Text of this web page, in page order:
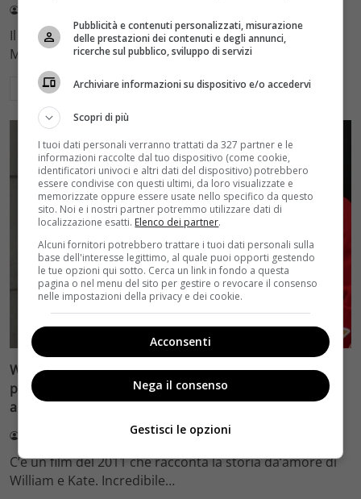
Il nuovo film di Greta Gerwig, Barbie, interpretata da
Margot Robbie, sta scalando ogni record.…
Leggi di più
Film e Serie Tv
William e Kate, c’è un film che racconta il loro amore:
pochi lo sanno, l’attrice protagonista è un volto
amatissimo
12 Agosto 2023
C’è un film del 2011 che racconta la storia da’amore di
William e Kate. Incredibile…
Pubblicità e contenuti personalizzati, misurazione
delle prestazioni dei contenuti e degli annunci,
ricerche sul pubblico, sviluppo di servizi
Archiviare informazioni su dispositivo e/o accedervi
Scopri di più
I tuoi dati personali verranno trattati da 327 partner e le
informazioni raccolte dal tuo dispositivo (come cookie,
identificatori univoci e altri dati del dispositivo) potrebbero
essere condivise con questi ultimi, da loro visualizzate e
memorizzate oppure essere usate nello specifico da questo
sito. Noi e i nostri partner potremmo utilizzare dati di
localizzazione esatti. Elenco dei partner.
Alcuni fornitori potrebbero trattare i tuoi dati personali sulla
base dell'interesse legittimo, al quale puoi opporti gestendo
le tue opzioni qui sotto. Cerca un link in fondo a questa
pagina o nel menu del sito per gestire o revocare il consenso
nelle impostazioni della privacy e dei cookie.
Acconsenti
Nega il consenso
Gestisci le opzioni